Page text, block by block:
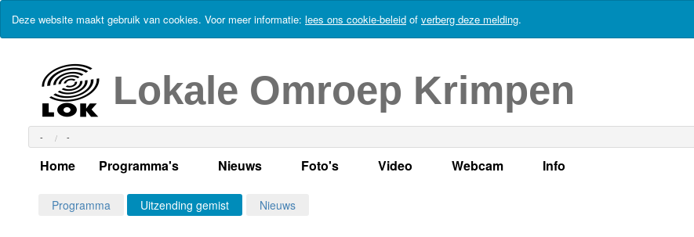
Deze website maakt gebruik van cookies. Voor meer informatie: lees ons cookie-beleid of verberg deze melding.
Lokale Omroep Krimpen
- -
Home Programma's
Alle dagen
Nieuws
Actueel Lokaal Nieuws
Foto's Video Webcam Info
Programma Uitzending gemist Nieuws